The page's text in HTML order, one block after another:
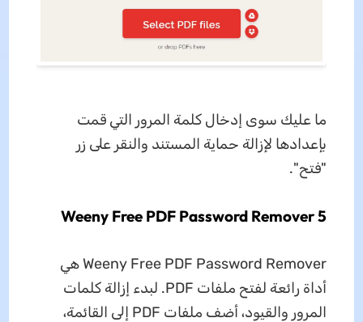
ما عليك سوى إدخال كلمة المرور التي قمت
بإعدادها لإزالة حماية المستند والنقر على زر
"فتح".
5 Weeny Free PDF Password Remover
Weeny Free PDF Password Remover هي
أداة رائعة لفتح ملفات PDF. لبدء إزالة كلمات
المرور والقيود، أضف ملفات PDF إلى القائمة،